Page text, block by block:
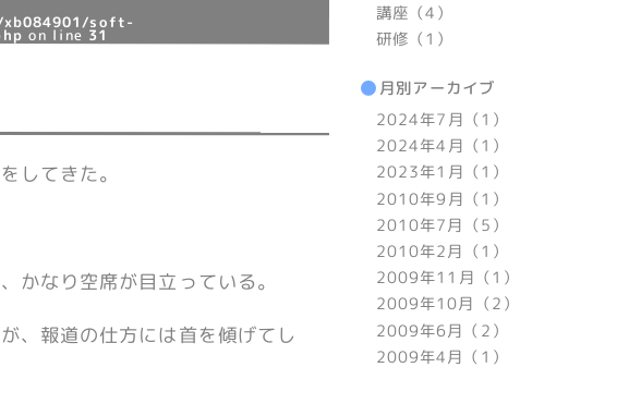
xb084901/soft-
on line 31
してきた。
かなり空席が目立っている。
、報道の仕方には首を傾げてし
講座（4）
研修（1）
月別アーカイブ
2024年7月（1）
2024年4月（1）
2023年1月（1）
2010年9月（1）
2010年7月（5）
2010年2月（1）
2009年11月（1）
2009年10月（2）
2009年6月（2）
2009年4月（1）